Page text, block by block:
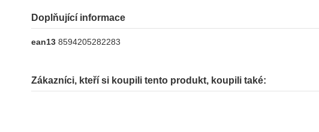
Doplňující informace
ean13 8594205282283
Zákazníci, kteří si koupili tento produkt, koupili také: